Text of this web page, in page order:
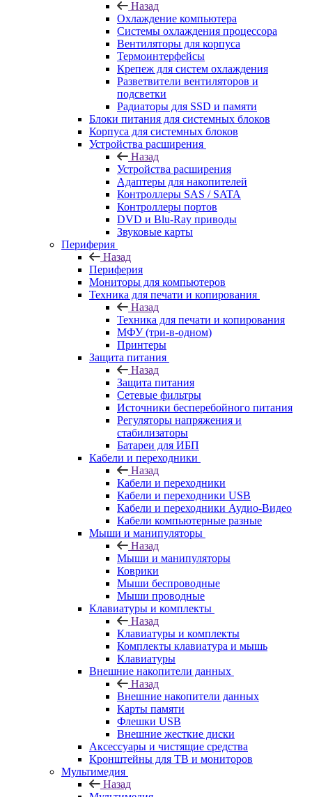
Назад
Охлаждение компьютера
Системы охлаждения процессора
Вентиляторы для корпуса
Термоинтерфейсы
Крепеж для систем охлаждения
Разветвители вентиляторов и
подсветки
Радиаторы для SSD и памяти
Блоки питания для системных блоков
Корпуса для системных блоков
Устройства расширения
Назад
Устройства расширения
Адаптеры для накопителей
Контроллеры SAS / SATA
Контроллеры портов
DVD и Blu-Ray приводы
Звуковые карты
Периферия
Назад
Периферия
Мониторы для компьютеров
Техника для печати и копирования
Назад
Техника для печати и копирования
МФУ (три-в-одном)
Принтеры
Защита питания
Назад
Защита питания
Сетевые фильтры
Источники бесперебойного питания
Регуляторы напряжения и
стабилизаторы
Батареи для ИБП
Кабели и переходники
Назад
Кабели и переходники
Кабели и переходники USB
Кабели и переходники Аудио-Видео
Кабели компьютерные разные
Мыши и манипуляторы
Назад
Мыши и манипуляторы
Коврики
Мыши беспроводные
Мыши проводные
Клавиатуры и комплекты
Назад
Клавиатуры и комплекты
Комплекты клавиатура и мышь
Клавиатуры
Внешние накопители данных
Назад
Внешние накопители данных
Карты памяти
Флешки USB
Внешние жесткие диски
Аксессуары и чистящие средства
Кронштейны для ТВ и мониторов
Мультимедия
Назад